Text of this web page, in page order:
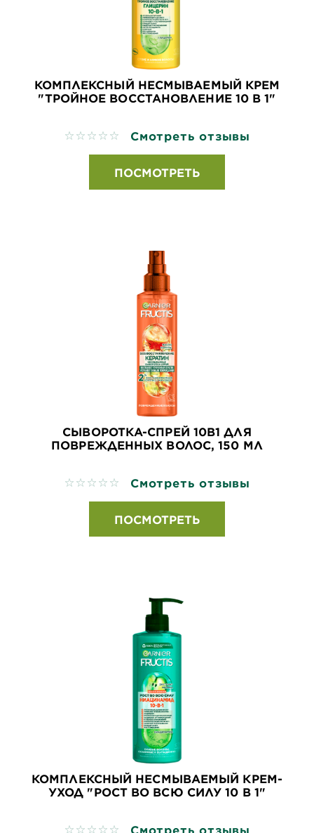
КОМПЛЕКСНЫЙ НЕСМЫВАЕМЫЙ КРЕМ
"ТРОЙНОЕ ВОССТАНОВЛЕНИЕ 10 В 1"
No reviews Смотреть отзывы
ПОСМОТРЕТЬ
СЫВОРОТКА-СПРЕЙ 10В1 ДЛЯ
ПОВРЕЖДЕННЫХ ВОЛОС, 150 МЛ
No reviews Смотреть отзывы
ПОСМОТРЕТЬ
КОМПЛЕКСНЫЙ НЕСМЫВАЕМЫЙ КРЕМ-
УХОД "РОСТ ВО ВСЮ СИЛУ 10 В 1"
Смотреть отзывы